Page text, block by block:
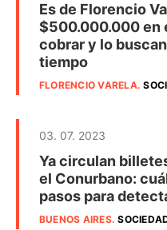
Es de Florencio
$500.000.000 en
cobrar y lo
tiempo
FLORENCIO VARELA.
03. 07. 2023
Ya circulan
el Conurbano:
pasos para
BUENOS AIRES.